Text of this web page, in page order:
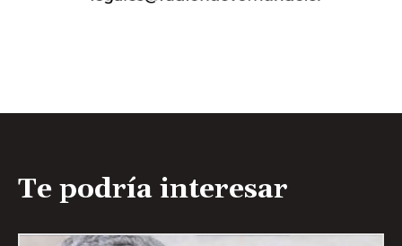
Te podría interesar